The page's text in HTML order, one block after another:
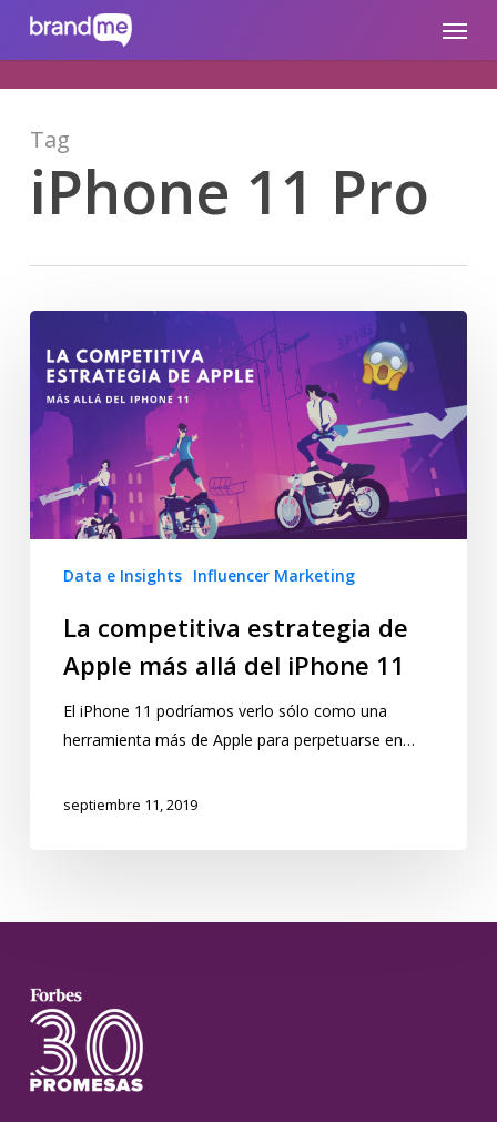
brandme.la Menu
Tag
iPhone 11 Pro
Data e Insights Influencer Marketing
La competitiva estrategia de
Apple más allá del iPhone 11
El iPhone 11 podríamos verlo sólo como una
herramienta más de Apple para perpetuarse en…
septiembre 11, 2019